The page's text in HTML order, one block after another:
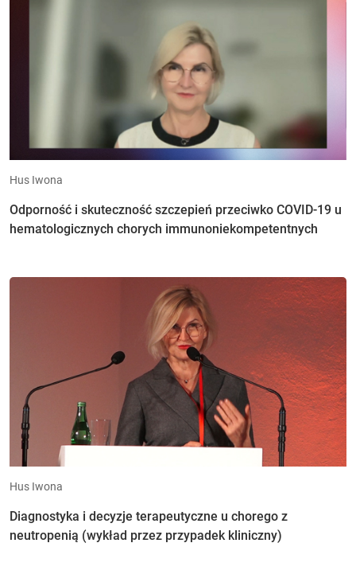
Hus Iwona
Odporność i skuteczność szczepień przeciwko COVID-19 u
hematologicznych chorych immunoniekompetentnych
Hus Iwona
Diagnostyka i decyzje terapeutyczne u chorego z
neutropenią (wykład przez przypadek kliniczny)